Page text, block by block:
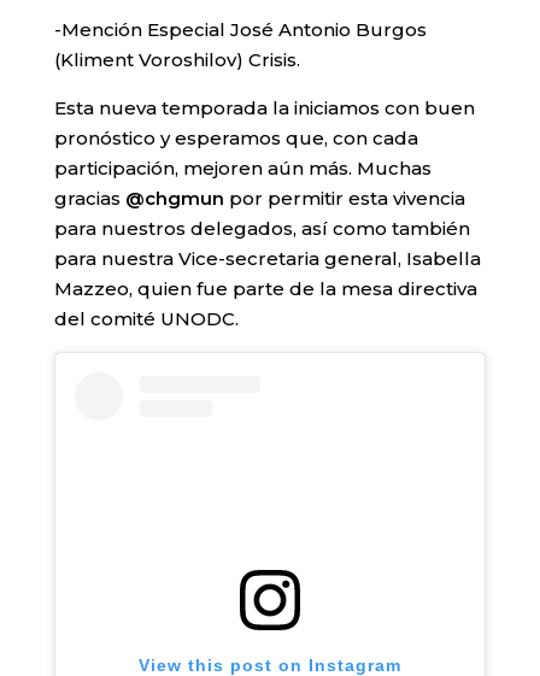
-Mención Especial José Antonio Burgos
(Kliment Voroshilov) Crisis.
Esta nueva temporada la iniciamos con buen
pronóstico y esperamos que, con cada
participación, mejoren aún más. Muchas
gracias @chgmun por permitir esta vivencia
para nuestros delegados, así como también
para nuestra Vice-secretaria general, Isabella
Mazzeo, quien fue parte de la mesa directiva
del comité UNODC.
View this post on Instagram